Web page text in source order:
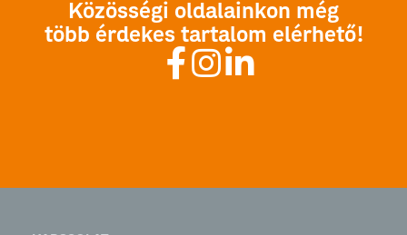
Közösségi oldalainkon még
több érdekes tartalom elérhető!